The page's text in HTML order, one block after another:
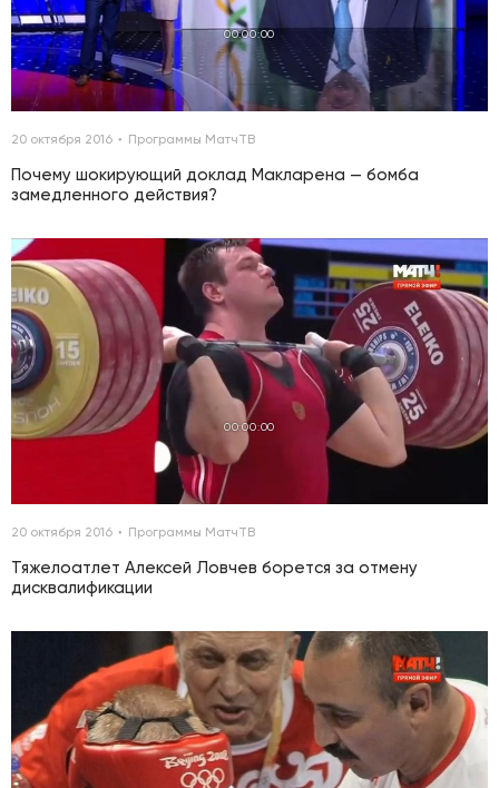
00:00:00
20 октября 2016 Программы МатчТВ
Почему шокирующий доклад Макларена — бомба
замедленного действия?
00:00:00
20 октября 2016 Программы МатчТВ
Тяжелоатлет Алексей Ловчев борется за отмену
дисквалификации